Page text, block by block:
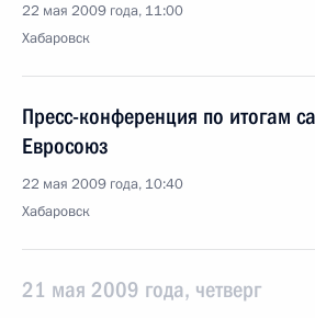
22 мая 2009 года, 11:00
Хабаровск
Пресс-конференция по итогам
Евросоюз
22 мая 2009 года, 10:40
Хабаровск
21 мая 2009 года, четверг